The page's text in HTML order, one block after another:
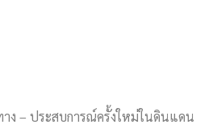
าง – ประสบการณ์ครั้งใหม่ในดินแดน